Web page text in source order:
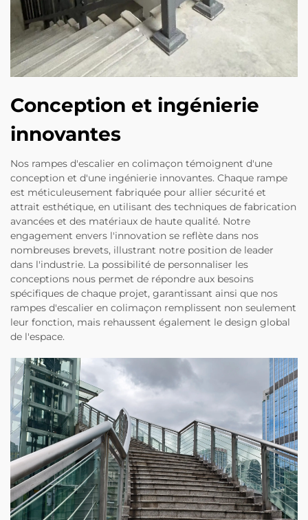
Conception et ingénierie
innovantes
Nos rampes d'escalier en colimaçon témoignent d'une
conception et d'une ingénierie innovantes. Chaque rampe
est méticuleusement fabriquée pour allier sécurité et
attrait esthétique, en utilisant des techniques de fabrication
avancées et des matériaux de haute qualité. Notre
engagement envers l'innovation se reflète dans nos
nombreuses brevets, illustrant notre position de leader
dans l'industrie. La possibilité de personnaliser les
conceptions nous permet de répondre aux besoins
spécifiques de chaque projet, garantissant ainsi que nos
rampes d'escalier en colimaçon remplissent non seulement
leur fonction, mais rehaussent également le design global
de l'espace.